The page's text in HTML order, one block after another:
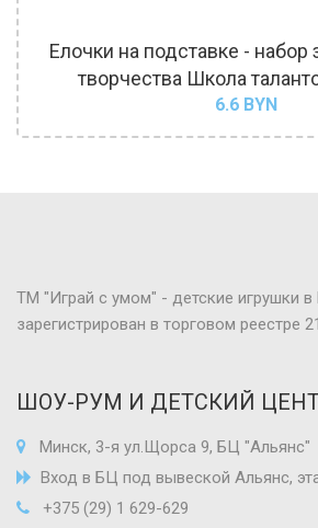
Елочки на подставке - набор
творчества Школа
6.6BYN
ТМ "Играй с умом" - детские игрушки
зарегистрирован в торговом реестре
ШОУ-РУМ И ДЕТСКИЙ
Минск, 3-я ул.Щорса 9, БЦ "Альянс"
Вход в БЦ под вывеской Альянс,
+375 (29) 1 629-629